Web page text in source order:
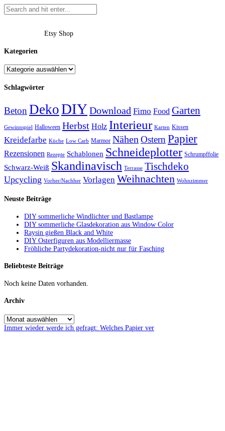
Etsy Shop
Kategorien
Schlagwörter
BetonDekoDIYDownload Fimo Food Garten
Gewinnspiel Halloween Herbst Holz Interieur Karten Kissen
Kreidefarbe Küche Low Carb Marmor NähenOsternPapier
Rezensionen Rezepte Schablonen Schneideplotter Schrumpffolie
Schwarz-Weiß Skandinavisch Terrasse Tischdeko
Upcycling Vorher/Nachher Vorlagen Weihnachten Wohnzimmer
Neuste Beiträge
DIY sommerliche Windlichter und Bastlampe
DIY sommerliche Glasdekoration aus Window Color
Raysin gießen Black and White
DIY Osterfiguren aus Modelliermasse
Fröhliche Partydekoration-nicht nur für Fasching
Beliebteste Beiträge
Noch keine Daten vorhanden.
Archiv
Immer wieder werde ich gefragt: Welches Papier ver